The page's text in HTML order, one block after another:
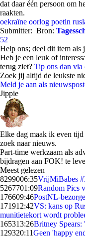
dat daar één persoon om
raakten.
oekraïne oorlog poetin
Submitter: Bron:
52
Help ons; deel dit item als
Heb je een leuk of
terug ziet? Tip ons dan via
Zoek jij altijd de leukste
Meld je aan als
Jippie
Elke dag maak ik even
zoek naar nieuws.
Part-time werkzaam als
bijdragen aan FOK! te
Meest gelezen
8299006:35VrijMiBabes
5267701:09Random Pics
176609:46PostNL-
171912:42VS: kans op
munitietekort wordt
165313:26Britney
129320:11Geen 'happy